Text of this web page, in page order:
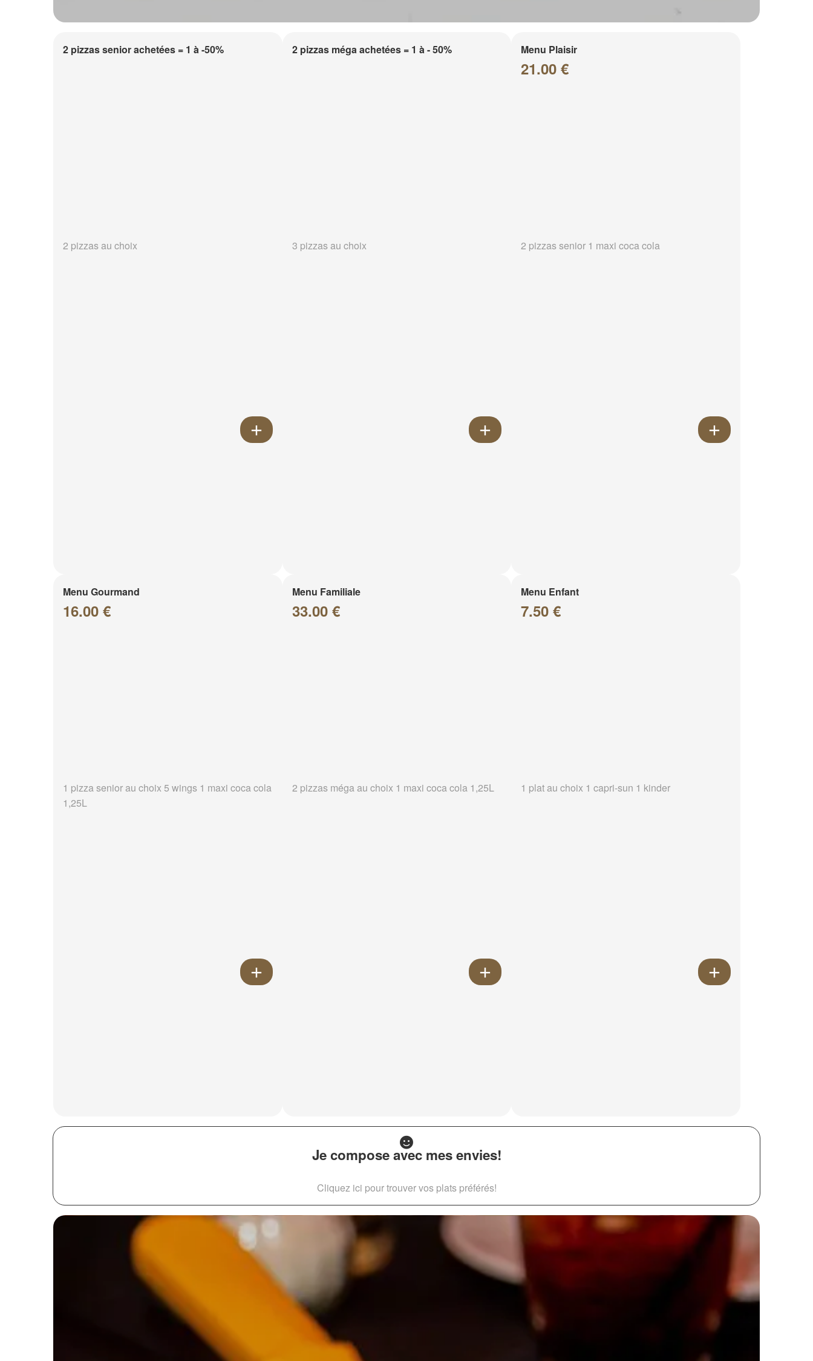
2 pizzas senior achetées = 1 à -50%
2 pizzas au choix
2 pizzas méga achetées = 1 à - 50%
3 pizzas au choix
Menu Plaisir
21.00 €
2 pizzas senior 1 maxi coca cola
Menu Gourmand
16.00 €
1 pizza senior au choix 5 wings 1 maxi coca cola
1,25L
Menu Familiale
33.00 €
2 pizzas méga au choix 1 maxi coca cola 1,25L
Menu Enfant
7.50 €
1 plat au choix 1 capri-sun 1 kinder
Je compose avec mes envies!
Cliquez ici pour trouver vos plats préférés!